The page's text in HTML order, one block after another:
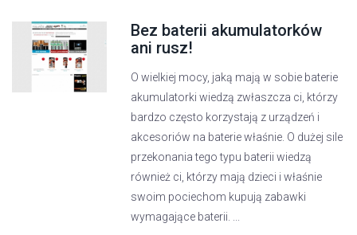
Bez baterii akumulatorków
ani rusz!
O wielkiej mocy, jaką mają w sobie baterie
akumulatorki wiedzą zwłaszcza ci, którzy
bardzo często korzystają z urządzeń i
akcesoriów na baterie właśnie. O dużej sile
przekonania tego typu baterii wiedzą
również ci, którzy mają dzieci i właśnie
swoim pociechom kupują zabawki
wymagające baterii. ...